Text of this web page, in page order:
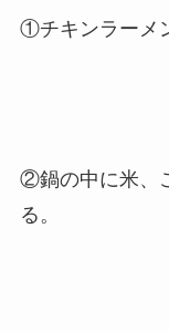
①チキンラーメ
②鍋の中に米、
る。